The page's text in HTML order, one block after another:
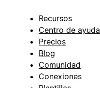
Recursos
Centro de ayuda
Precios
Blog
Comunidad
Conexiones